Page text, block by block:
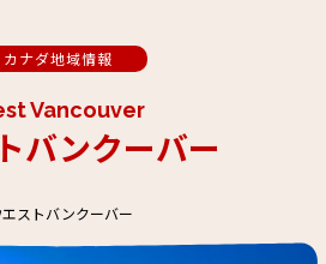
Vancouver
バンクーバー
エストバンクーバー
カナダ地域情報